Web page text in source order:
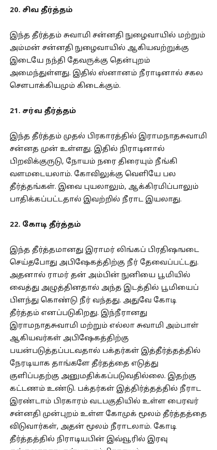
20. சிவ தீர்த்தம்
இந்த தீர்த்தம் சுவாமி சன்னதி நுழைவாயில் மற்றும்
அம்மன் சன்னதி நுழைவாயில் ஆகியவற்றுக்கு
இடையே நந்தி தேவருக்கு தென்புறம்
அமைந்துள்ளது. இதில் ஸ்னானம் நீராடினால் சகல
சௌபாக்கியமும் கிடைக்கும்.
21. சர்வ தீர்த்தம்
இந்த தீர்த்தம் முதல் பிரகாரத்தில் இராமநாதசுவாமி
சன்னத முன் உள்ளது. இதில் நிராடினால்
பிறவிக்குருடு, நோயம் நரை திரையும் நீங்கி
வளமடையலாம். கோவிலுக்கு வெளியே பல
தீர்த்தங்கள். இவை புயலாலும், ஆக்கிரமிப்பாலும்
பாதிக்கப்பட்டதால் இவற்றில் நீராட இயலாது.
22. கோடி தீர்த்தம்
இந்த தீர்த்தமானது இராமர் லிங்கப் பிரதிஷஙடை
செய்தபோது அபிஷேகத்திற்கு நீர் தேவைப்பட்டது.
அதனால் ராமர் தன் அம்பின் நுனியை பூமியில்
வைத்து அழுத்தினதால் அந்த இடத்தில் பூமியைப்
பிளந்து கொண்டு நீர் வந்தது. அதுவே கோடி
தீர்த்தம் எனப்படுகிறது. இந்நீரானது
இராமநாதசுவாமி மற்றும் எல்லா சுவாமி அம்பாள்
ஆகியவர்கள் அபிஷேகத்திற்கு
பயன்படுத்தப்படவதால் பக்தர்கள் இத்தீர்த்தத்தில்
நேரடியாக தாங்களே தீர்தத்தை எடுத்து
குளிப்பதற்கு அனுமதிக்கப்படுவதில்லை. இதற்கு
கட்டணம் உண்டு. பக்தர்கள் இத்திர்த்தத்தில் நீராட
இரண்டாம் பிரகாரம் வடபகுதியில் உள்ள பைரவர்
சன்னதி முன்புறம் உள்ள கோமுக் மூலம் தீர்த்தத்தை
விடுவார்கள், அதன் மூலம் நீராடலாம். கோடி
தீர்த்தத்தில் நிராடியபின் இவ்வூரில் இரவு